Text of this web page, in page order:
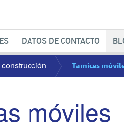
DATOS DE CONTACTO
Tamices
móviles